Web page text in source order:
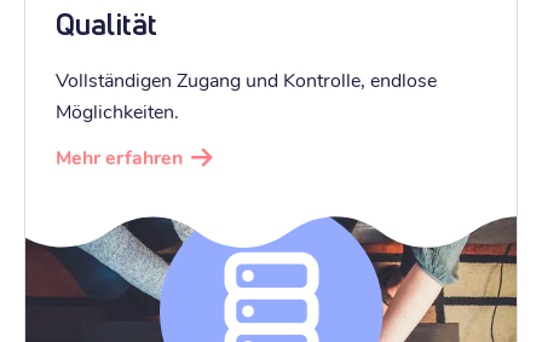
Qualität
Vollständigen Zugang und Kontrolle, endlose
Möglichkeiten.
Mehr erfahren